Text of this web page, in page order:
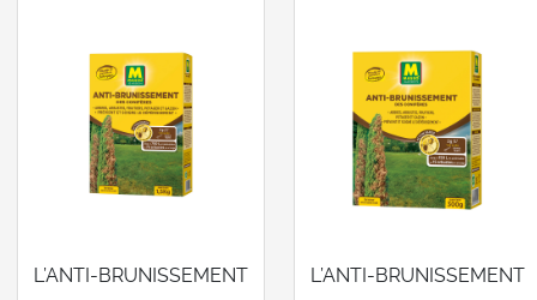
L’ANTI-BRUNISSEMENT
L’ANTI-BRUNISSEMENT